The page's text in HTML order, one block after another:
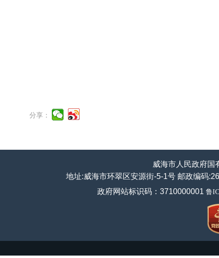
分享：
威海市人民政府国
地址:威海市环翠区安源街-5-1号 邮政编码
政府网站标识码：3710000001 鲁